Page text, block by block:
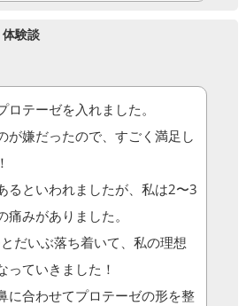
験談
ロテーゼを入れました。
が嫌だったので、すごく満足し
るといわれましたが、私は2〜3
痛みがありました。
だいぶ落ち着いて、私の理想
っていきました！
に合わせてプロテーゼの形を整